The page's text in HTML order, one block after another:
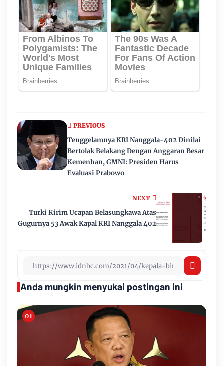
NEXT
Turki Kirim Ucapan Belasungkawa Atas
Gugurnya 53 Awak Kapal KRI Nanggala 402
PREVIOUS
Tenggelamnya KRI Nanggala-402 Dinilai
Bertolak Belakang Dengan Anggaran Besar
Kemenhan, GMNI: Presiden Harus
Evaluasi Prabowo
Anda mungkin menyukai postingan ini